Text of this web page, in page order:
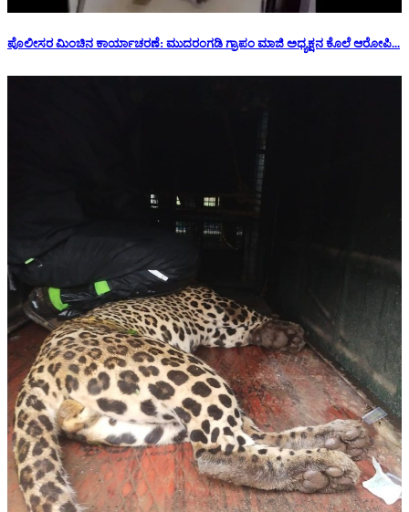
ಪೊಲೀಸರ ಮಿಂಚಿನ ಕಾರ್ಯಾಚರಣೆ: ಮುದರಂಗಡಿ ಗ್ರಾಪಂ ಮಾಜಿ ಅಧ್ಯಕ್ಷನ‌ ಕೊಲೆ ಆರೋಪಿ...